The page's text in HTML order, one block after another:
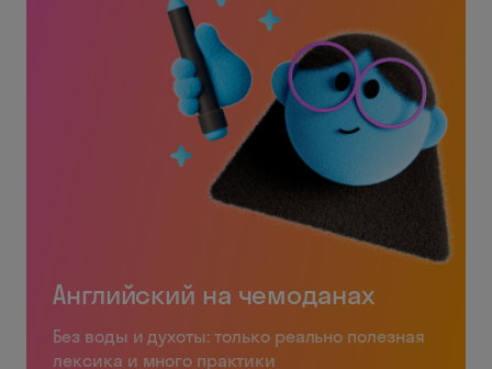
Английский на чемоданах
Без воды и духоты: только реально полезная
лексика и много практики